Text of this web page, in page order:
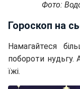
Фото:
Гороскоп на
Намагайтеся
побороти
їжі.